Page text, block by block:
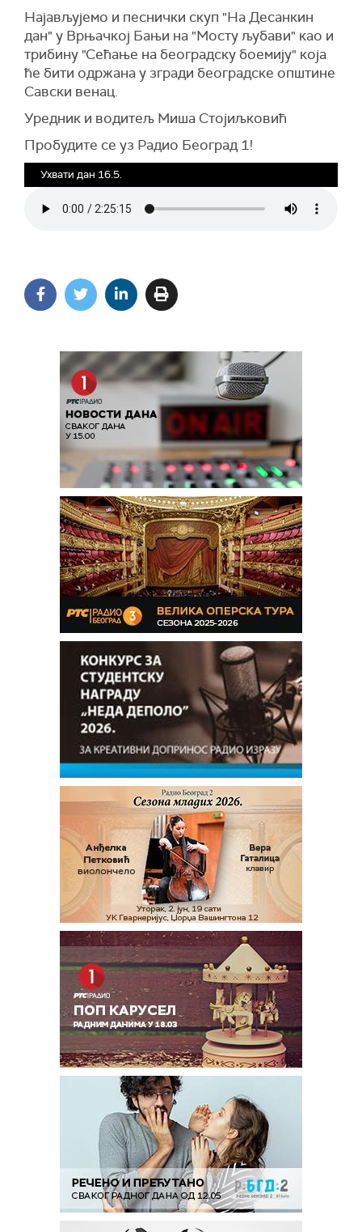
Најављујемо и песнички скуп "На Десанкин
дан" у Врњачкој Бањи на "Мосту љубави" као и
трибину "Сећање на београдску боемију" која
ће бити одржана у згради београдске општине
Савски венац.
Уредник и водитељ Миша Стојиљковић
Пробудите се уз Радио Београд 1!
Ухвати дан 16.5.